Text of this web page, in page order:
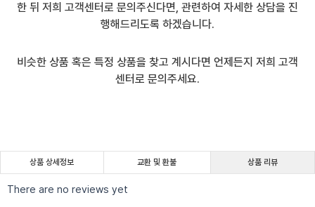
한 뒤 저희 고객센터로 문의주신다면, 관련하여 자세한 상담을 진
행해드리도록 하겠습니다.
비슷한 상품 혹은 특정 상품을 찾고 계시다면 언제든지 저희 고객
센터로 문의주세요.
상품 상세정보 교환 및 환불 상품 리뷰
There are no reviews yet